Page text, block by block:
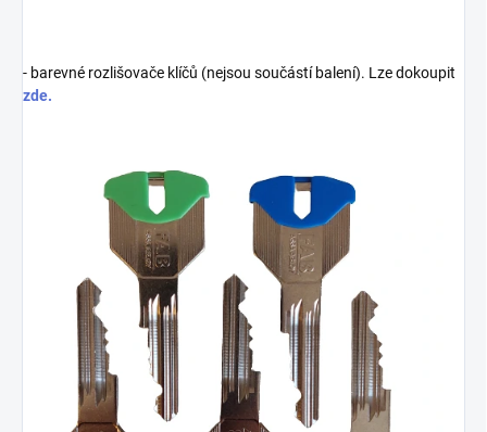
- barevné rozlišovače klíčů (nejsou součástí balení). Lze dokoupit
zde.